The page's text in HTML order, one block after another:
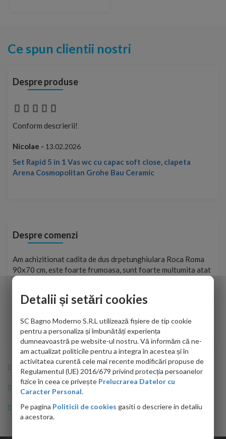
Ce spun clientii nostri
Despre produse
Conform descrierii!
Nicolae - 13.02.2026
Set Rapid 5 in 1 Vas wc cu capac soft close, clapeta
Arena Cosmopolitan Grohe Bau Ceramic
Despre comenzi
Am achizitionat cadita de dus drpetunghiulara Roca Roma
90x70 cm, este foarte frumoasa, sunt foarte multumita atat
de personalul firmei dvs. cu care am colaborat in obtinerea
adus coletul in siguranta.Numai bine, va doresc!
Sofrone Viviana -28.07.2026
Info Bagno
Cumparaturi
Suport clienti
Detalii și setări cookies
SC Bagno Moderno S.R.L utilizează fișiere de tip cookie
pentru a personaliza și îmbunătăți experiența
dumneavoastră pe website-ul nostru. Vă informăm că ne-
am actualizat politicile pentru a integra în acestea și în
activitatea curentă cele mai recente modificări propuse de
Regulamentul (UE) 2016/679 privind protecția persoanelor
fizice în ceea ce privește Prelucrarea Datelor cu
Caracter Personal.
Pe pagina Politicii de cookies gasiti o descriere in detaliu
a acestora.